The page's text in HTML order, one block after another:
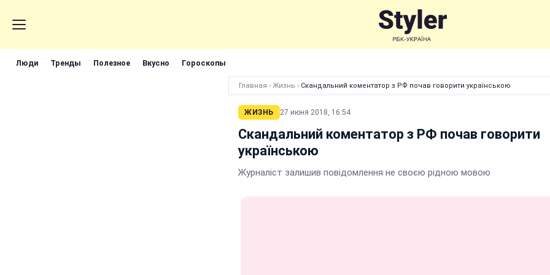
Люди Тренды Полезное Вкусно Гороскопы
Главная › Жизнь › Скандальний коментатор з РФ почав говорити українською
ЖИЗНЬ 27 июня 2018, 16:54
Скандальний коментатор з РФ почав говорити
українською
Журналіст залишив повідомлення не своєю рідною мовою